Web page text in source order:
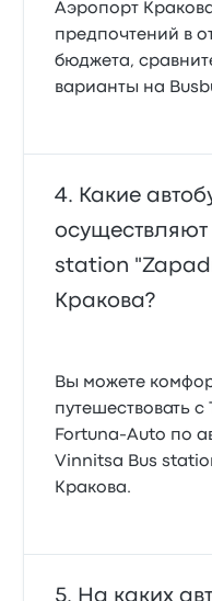
Аэропорт
предпочтений в
бюджета,
варианты на
Какие
station
Кракова?
Вы можете
путешествовать с
Fortuna-Auto по
Vinnitsa Bus
Кракова.
На каких